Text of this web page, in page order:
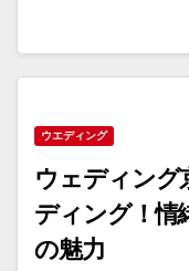
ウエディング
ウェディング
ディング！情
の魅力